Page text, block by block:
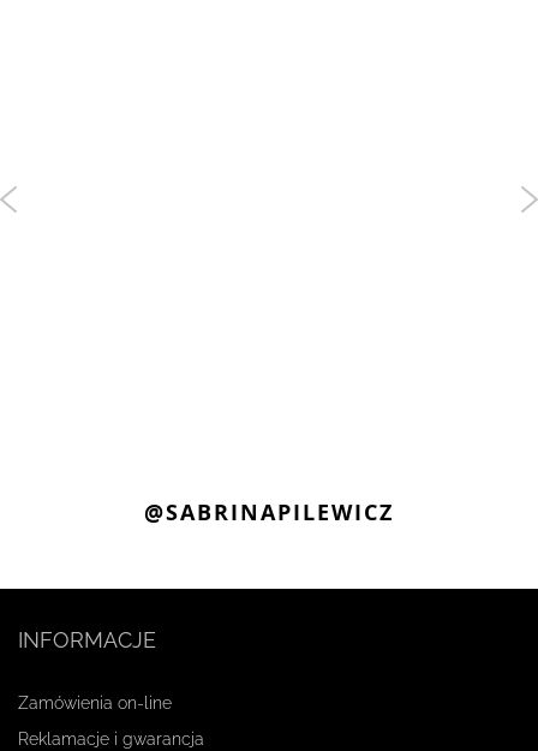
@SABRINAPILEWICZ
INFORMACJE
Zamówienia on-line
Reklamacje i gwarancja